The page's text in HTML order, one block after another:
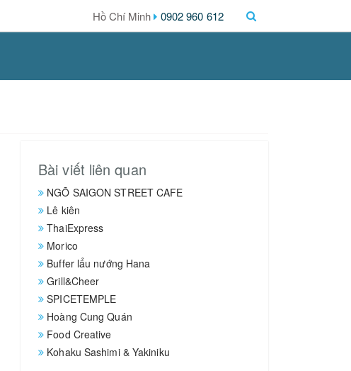
0902 960 612
Bài viết liên quan
NGÕ SAIGON STREET CAFE
Lê kiên
ThaiExpress
Morico
Buffer lẩu nướng Hana
Grill&Cheer
SPICETEMPLE
Hoàng Cung Quán
Food Creative
Kohaku Sashimi & Yakiniku